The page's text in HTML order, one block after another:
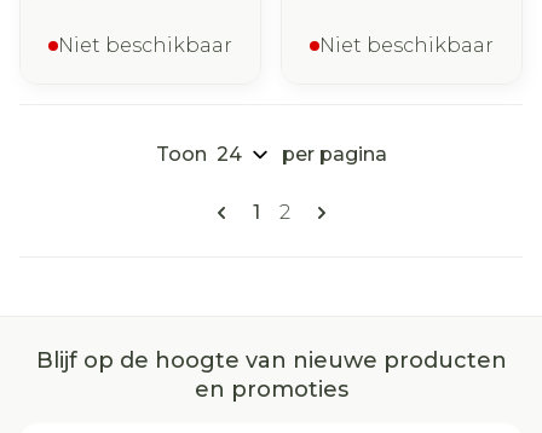
Niet beschikbaar Niet beschikbaar
Pagina's
U lees momenteel pagina
1 Pagina
2
Toon per pagina
Blijf op de hoogte van nieuwe producten
en promoties